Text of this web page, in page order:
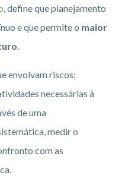
, define que planejamento
e que permite o maior
.
envolvam riscos;
necessárias à
de uma
medir o
com as